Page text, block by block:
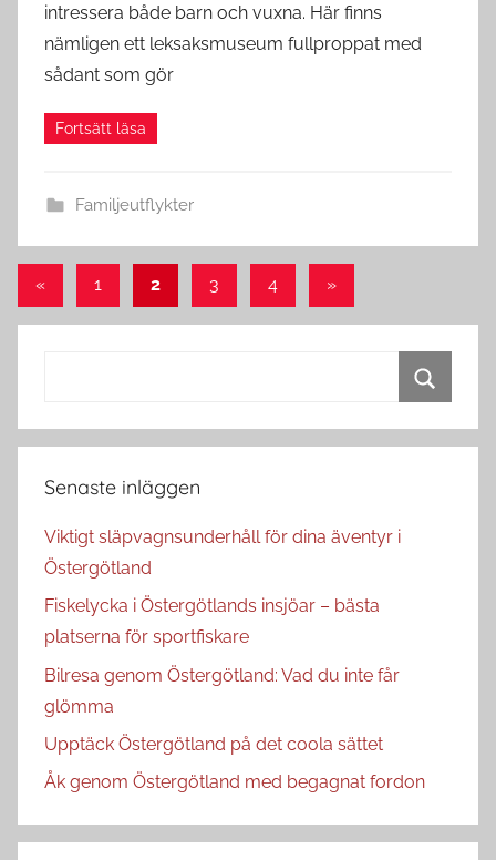
intressera både barn och vuxna. Här finns
nämligen ett leksaksmuseum fullproppat med
sådant som gör
Familjeutflykter
Sidnumrering
för
«Previous
1 2 3 4
Next
»
Senaste inläggen
Viktigt släpvagnsunderhåll för dina äventyr i
Östergötland
Fiskelycka i Östergötlands insjöar – bästa
platserna för sportfiskare
Bilresa genom Östergötland: Vad du inte får
glömma
Upptäck Östergötland på det coola sättet
Åk genom Östergötland med begagnat fordon